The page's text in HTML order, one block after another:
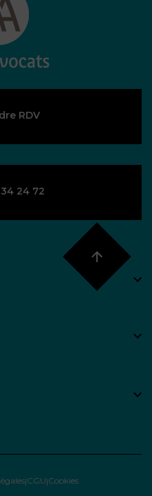
RDV
24 72
CGU Cookies